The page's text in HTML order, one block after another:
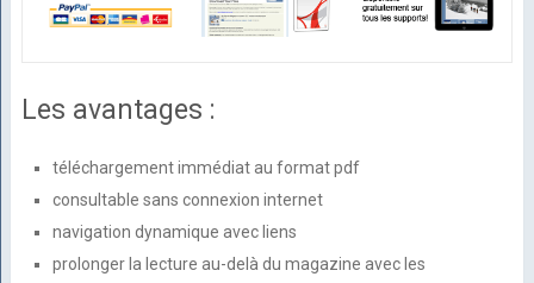
Les avantages :
téléchargement immédiat au format pdf
consultable sans connexion internet
navigation dynamique avec liens
prolonger la lecture au-delà du magazine avec les